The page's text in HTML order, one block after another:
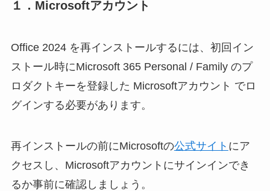
１．Microsoftアカウント
Office 2024 を再インストールするには、初回イン
ストール時にMicrosoft 365 Personal / Family のプ
ロダクトキーを登録した Microsoftアカウント でロ
グインする必要があります。
再インストールの前にMicrosoftの公式サイト にア
クセスし、Microsoftアカウントにサインインでき
るか事前に確認しましょう。